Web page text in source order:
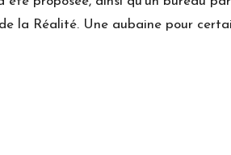
la Réalité. Une aubaine pour